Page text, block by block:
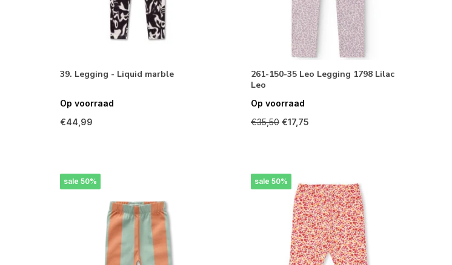
39. Legging - Liquid marble
Op voorraad
€44,99
261-150-35 Leo Legging 1798 Lilac
Leo
Op voorraad
€35,50 €17,75
sale 50% sale 50%